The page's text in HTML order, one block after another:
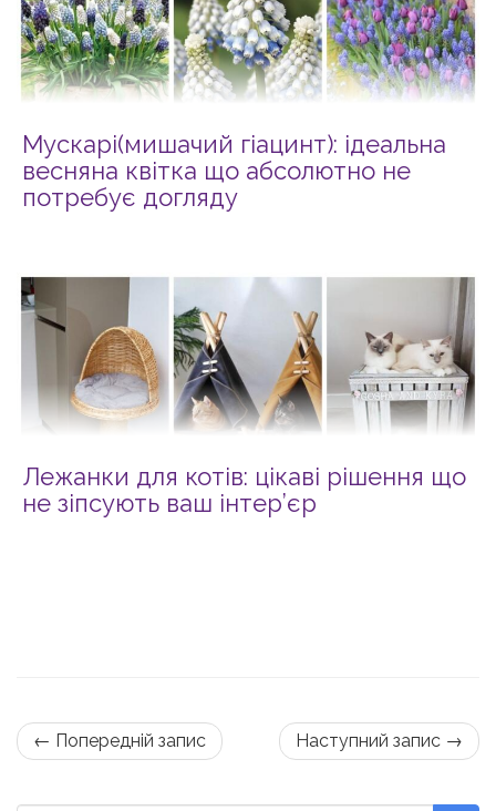
Мускарі(мишачий гіацинт): ідеальна
весняна квітка що абсолютно не
потребує догляду
Лежанки для котів: цікаві рішення що
не зіпсують ваш інтер’єр
← Попередній запис Наступний запис →